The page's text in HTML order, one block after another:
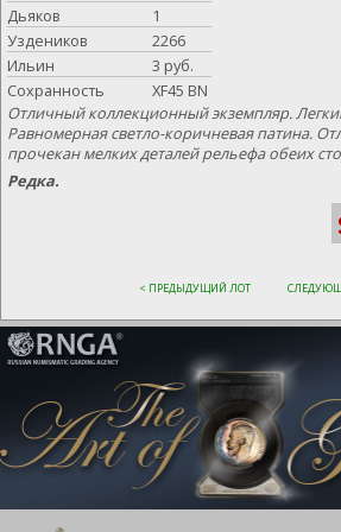
Дьяков
1
Уздеников
2266
Ильин
3 руб.
Сохранность
XF45 BN
Отличный коллекционный экземпляр.
Равномерная светло-коричневая патина.
прочекан мелких деталей рельефа обеих
Редка.
< ПРЕДЫДУЩИЙ ЛОТ